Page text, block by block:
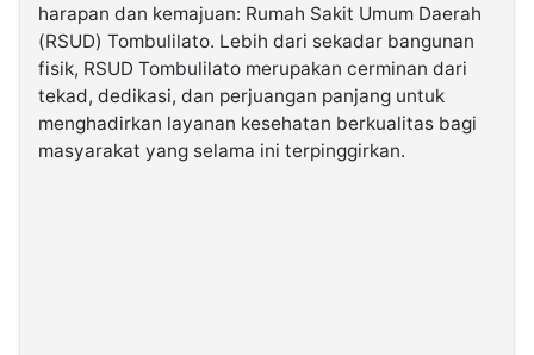
Kabarbaru.co
2026
Kabarbaru
Media
Holding
harapan dan kemajuan: Rumah Sakit Umum Daerah
(RSUD) Tombulilato. Lebih dari sekadar bangunan
fisik, RSUD Tombulilato merupakan cerminan dari
tekad, dedikasi, dan perjuangan panjang untuk
menghadirkan layanan kesehatan berkualitas bagi
masyarakat yang selama ini terpinggirkan.